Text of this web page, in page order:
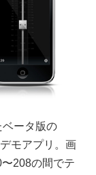
ータ版の
モアプリ。画
208の間でテ